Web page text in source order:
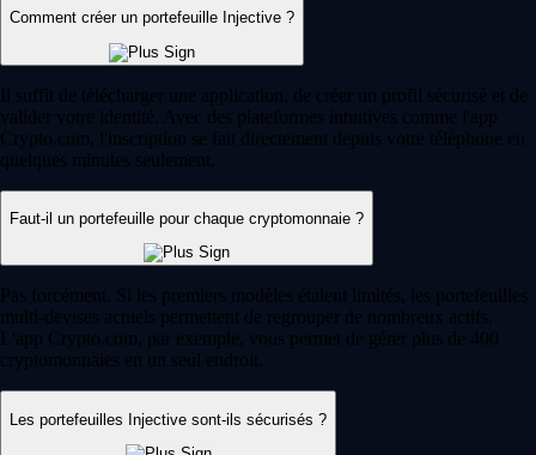
Comment créer un portefeuille Injective ?
Il suffit de télécharger une application, de créer un profil sécurisé et de
valider votre identité. Avec des plateformes intuitives comme l'app
Crypto.com, l'inscription se fait directement depuis votre téléphone en
quelques minutes seulement.
Faut-il un portefeuille pour chaque cryptomonnaie ?
Pas forcément. Si les premiers modèles étaient limités, les portefeuilles
multi-devises actuels permettent de regrouper de nombreux actifs.
L'app Crypto.com, par exemple, vous permet de gérer plus de 400
cryptomonnaies en un seul endroit.
Les portefeuilles Injective sont-ils sécurisés ?